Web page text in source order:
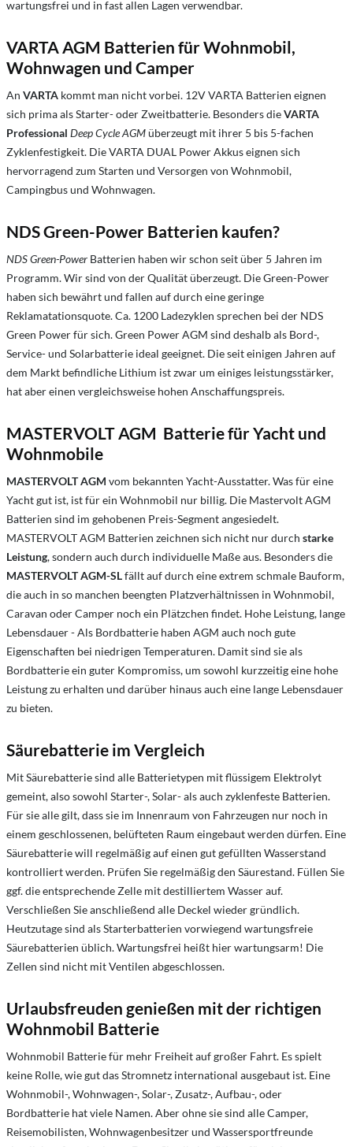
wartungsfrei und in fast allen Lagen verwendbar.
VARTA AGM Batterien für Wohnmobil,
Wohnwagen und Camper
An VARTA kommt man nicht vorbei. 12V VARTA Batterien eignen
sich prima als Starter- oder Zweitbatterie. Besonders dieVARTA
Professional Deep Cycle AGMüberzeugt mit ihrer 5 bis 5-fachen
Zyklenfestigkeit. Die VARTA DUAL Power Akkus eignen sich
hervorragend zum Starten und Versorgen von Wohnmobil,
Campingbus und Wohnwagen.
NDS Green-Power Batterien kaufen?
NDS Green-Power Batterien haben wir schon seit über 5 Jahren im
Programm. Wir sind von der Qualität überzeugt. Die Green-Power
haben sich bewährt und fallen auf durch eine geringe
Reklamatationsquote. Ca. 1200 Ladezyklen sprechen bei der NDS
Green Power für sich. Green Power AGM sind deshalb als Bord-,
Service- und Solarbatterie ideal geeignet. Die seit einigen Jahren auf
dem Markt befindliche Lithium ist zwar um einiges leistungsstärker,
hat aber einen vergleichsweise hohen Anschaffungspreis.
MASTERVOLT AGM Batterie für Yacht und
Wohnmobile
MASTERVOLT AGM vom bekannten Yacht-Ausstatter. Was für eine
Yacht gut ist, ist für ein Wohnmobil nur billig. Die Mastervolt AGM
Batterien sind im gehobenen Preis-Segment angesiedelt.
MASTERVOLT AGM Batterien zeichnen sich nicht nur durch starke
Leistung, sondern auch durch individuelle Maße aus. Besonders die
MASTERVOLT AGM-SLfällt auf durch eine extrem schmale Bauform,
die auch in so manchen beengten Platzverhältnissen in Wohnmobil,
Caravan oder Camper noch ein Plätzchen findet. Hohe Leistung, lange
Lebensdauer - Als Bordbatterie haben AGM auch noch gute
Eigenschaften bei niedrigen Temperaturen. Damit sind sie als
Bordbatterie ein guter Kompromiss, um sowohl kurzzeitig eine hohe
Leistung zu erhalten und darüber hinaus auch eine lange Lebensdauer
zu bieten.
Säurebatterie im Vergleich
Mit Säurebatterie sind alle Batterietypen mit flüssigem Elektrolyt
gemeint, also sowohl Starter-, Solar- als auch zyklenfeste Batterien.
Für sie alle gilt, dass sie im Innenraum von Fahrzeugen nur noch in
einem geschlossenen, belüfteten Raum eingebaut werden dürfen. Eine
Säurebatterie will regelmäßig auf einen gut gefüllten Wasserstand
kontrolliert werden. Prüfen Sie regelmäßig den Säurestand. Füllen Sie
ggf. die entsprechende Zelle mit destilliertem Wasser auf.
Verschließen Sie anschließend alle Deckel wieder gründlich.
Heutzutage sind als Starterbatterien vorwiegend wartungsfreie
Säurebatterien üblich. Wartungsfrei heißt hier wartungsarm! Die
Zellen sind nicht mit Ventilen abgeschlossen.
Urlaubsfreuden genießen mit der richtigen
Wohnmobil Batterie
Wohnmobil Batterie für mehr Freiheit auf großer Fahrt. Es spielt
keine Rolle, wie gut das Stromnetz international ausgebaut ist. Eine
Wohnmobil-, Wohnwagen-, Solar-, Zusatz-, Aufbau-, oder
Bordbatterie hat viele Namen. Aber ohne sie sind alle Camper,
Reisemobilisten, Wohnwagenbesitzer und Wassersportfreunde